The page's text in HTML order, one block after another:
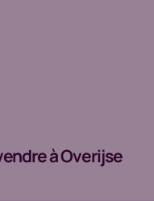
à Overijse